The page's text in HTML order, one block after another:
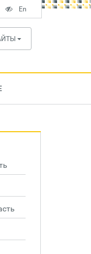
Версия
для
слабовидящих
En
English